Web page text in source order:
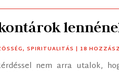
,SPIRITUALITÁS | 18
nem arra utalok,